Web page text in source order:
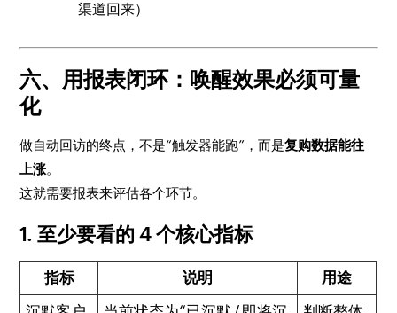
渠道回来）
六、用报表闭环：唤醒效果必须可量
化
做自动回访的终点，不是“触发器能跑”，而是复购数据能往
上涨。
这就需要报表来评估各个环节。
1. 至少要看的 4 个核心指标
指标 说明
用途